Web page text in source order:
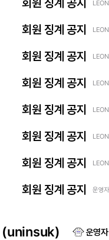
회원 징계 공지
회원 징계 공지
회원 징계 공지
회원 징계 공지
회원 징계 공지
회원 징계 공지
회원 징계 공지
회원 징계 공지 운영
(uninsuk) 운영자